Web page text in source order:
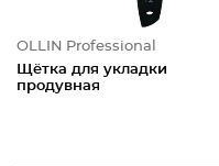
OLLIN Professional
Щётка для укладки
продувная